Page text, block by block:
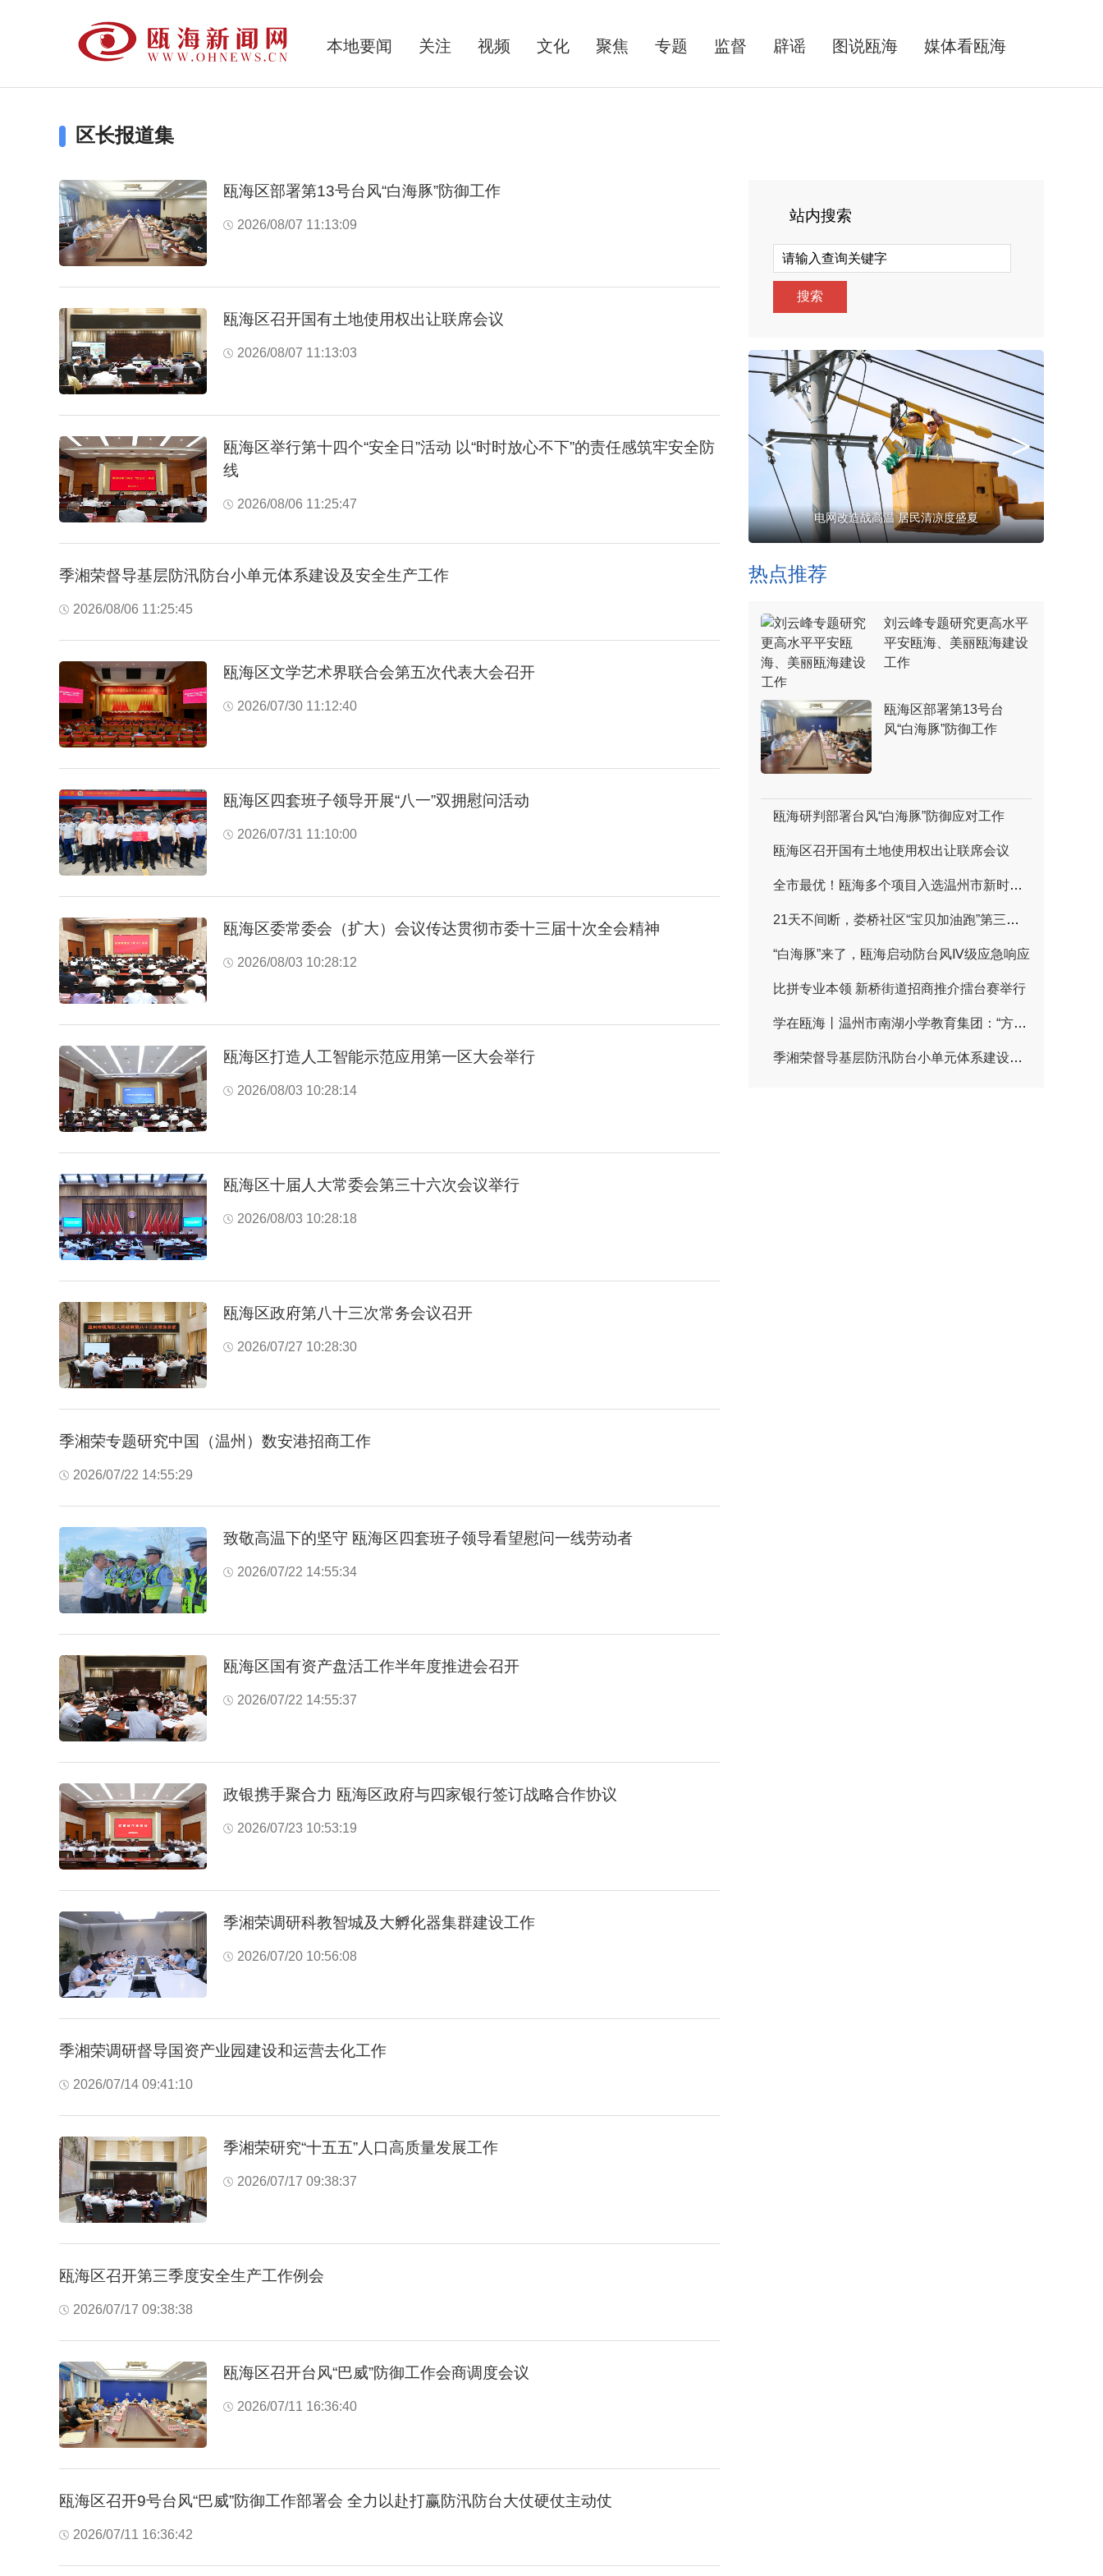
本地要闻 关注 视频 文化 聚焦 专题 监督 辟谣 图说瓯海 媒体看瓯海
区长报道集
瓯海区部署第13号台风“白海豚”防御工作
2026/08/07 11:13:09
瓯海区召开国有土地使用权出让联席会议
2026/08/07 11:13:03
瓯海区举行第十四个“安全日”活动 以“时时放心不下”的责任感筑牢安全防
线
2026/08/06 11:25:47
季湘荣督导基层防汛防台小单元体系建设及安全生产工作
2026/08/06 11:25:45
瓯海区文学艺术界联合会第五次代表大会召开
2026/07/30 11:12:40
瓯海区四套班子领导开展“八一”双拥慰问活动
2026/07/31 11:10:00
瓯海区委常委会（扩大）会议传达贯彻市委十三届十次全会精神
2026/08/03 10:28:12
瓯海区打造人工智能示范应用第一区大会举行
2026/08/03 10:28:14
瓯海区十届人大常委会第三十六次会议举行
2026/08/03 10:28:18
瓯海区政府第八十三次常务会议召开
2026/07/27 10:28:30
季湘荣专题研究中国（温州）数安港招商工作
2026/07/22 14:55:29
致敬高温下的坚守 瓯海区四套班子领导看望慰问一线劳动者
2026/07/22 14:55:34
瓯海区国有资产盘活工作半年度推进会召开
2026/07/22 14:55:37
政银携手聚合力 瓯海区政府与四家银行签订战略合作协议
2026/07/23 10:53:19
季湘荣调研科教智城及大孵化器集群建设工作
2026/07/20 10:56:08
季湘荣调研督导国资产业园建设和运营去化工作
2026/07/14 09:41:10
季湘荣研究“十五五”人口高质量发展工作
2026/07/17 09:38:37
瓯海区召开第三季度安全生产工作例会
2026/07/17 09:38:38
瓯海区召开台风“巴威”防御工作会商调度会议
2026/07/11 16:36:40
瓯海区召开9号台风“巴威”防御工作部署会 全力以赴打赢防汛防台大仗硬仗主动仗
2026/07/11 16:36:42
站内搜索
镜小镇暑期研学火热开展 清凉一夏！瓯海奥体中心游泳馆成避暑胜地
< >
热点推荐
刘云峰专题研究更高水平
平安瓯海、美丽瓯海建设
工作
瓯海区部署第13号台
风“白海豚”防御工作
瓯海研判部署台风“白海豚”防御应对工作
瓯海区召开国有土地使用权出让联席会议
全市最优！瓯海多个项目入选温州市新时代文明实践精品项目
21天不间断，娄桥社区“宝贝加油跑”第三季欢乐结营
“白海豚”来了，瓯海启动防台风Ⅳ级应急响应
比拼专业本领 新桥街道招商推介擂台赛举行
学在瓯海丨温州市南湖小学教育集团：“方圆教育”让每个儿童都彰显独特气质
季湘荣督导基层防汛防台小单元体系建设及安全生产工作